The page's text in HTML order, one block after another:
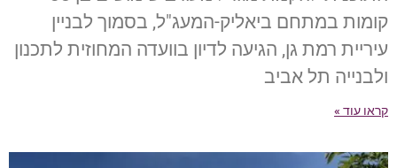
קומות במתחם ביאליק-המעג"ל, בסמוך לבניין
עיריית רמת גן, הגיעה לדיון בוועדה המחוזית לתכנון
ולבנייה תל אביב
קראו עוד »